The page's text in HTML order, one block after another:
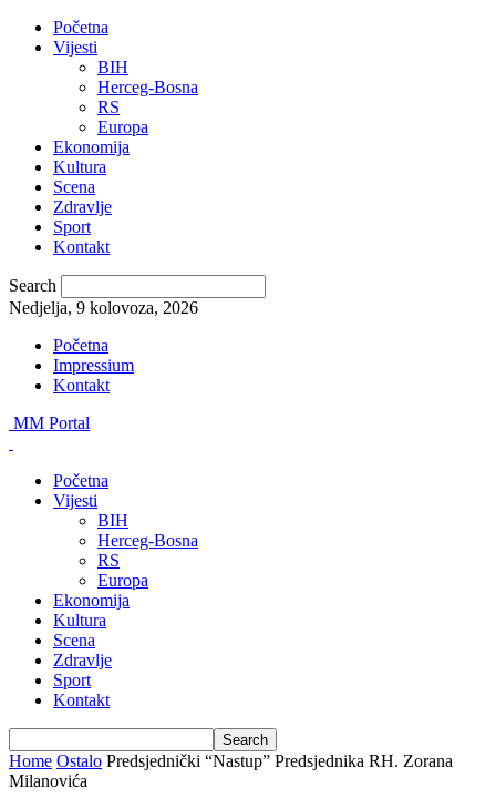
Početna
Vijesti
BIH
Herceg-Bosna
RS
Europa
Ekonomija
Kultura
Scena
Zdravlje
Sport
Kontakt
Search
Nedjelja, 9 kolovoza, 2026
Početna
Impressium
Kontakt
MM Portal
Početna
Vijesti
BIH
Herceg-Bosna
RS
Europa
Ekonomija
Kultura
Scena
Zdravlje
Sport
Kontakt
Home Ostalo Predsjednički “Nastup” Predsjednika RH. Zorana
Milanovića